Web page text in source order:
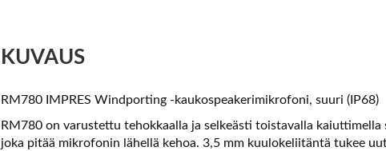
KUVAUS
RM780 IMPRES Windporting -kaukospeakerimikrofoni, suuri (IP68)
RM780 on varustettu tehokkaalla ja selkeästi toistavalla
joka pitää mikrofonin lähellä kehoa. 3,5 mm kuulokeliitäntä tukee